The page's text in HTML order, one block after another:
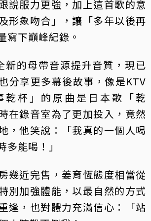
說服力更強，加上這首歌的意
形象吻合」，讓「多年以後再
寫下巔峰紀錄。
新的母帶音源提升音質，現已
分享更多幕後故事，像是KTV
乾杯」的原曲是日本歌「乾
在錄音室為了更加投入，竟然
，他笑說：「我真的一個人喝
能喝！」
幾近完售，姜育恆態度相當從
別加強體能，以最自然的方式
逢，也對體力充滿信心：「站